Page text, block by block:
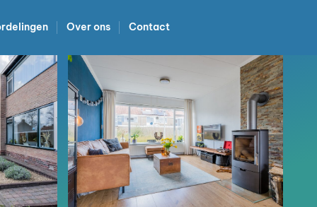
Over ons Contact